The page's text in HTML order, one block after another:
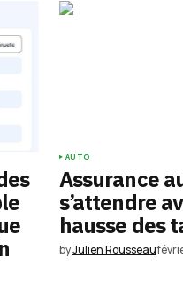
AUTO
Assurance
s’attendre
hausse des
byJulien Rousseau